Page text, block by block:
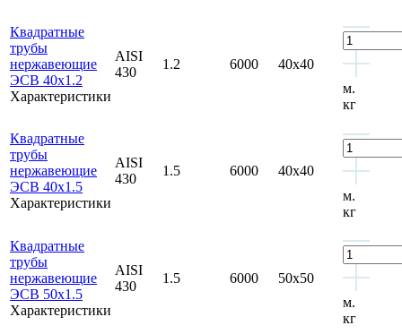
Квадратные
трубы
нержавеющие
ЭСВ 40x1.2
Характеристики
AISI
430
1.2 6000
40x40
м.
кг
Квадратные
трубы
нержавеющие
ЭСВ 40x1.5
Характеристики
AISI
430
1.5 6000
40x40
м.
кг
Квадратные
трубы
нержавеющие
ЭСВ 50x1.5
Характеристики
AISI
430
1.5 6000
50x50
м.
кг